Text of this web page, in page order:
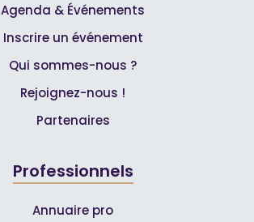
Agenda & Événements
Inscrire un événement
Qui sommes-nous ?
Rejoignez-nous !
Partenaires
Professionnels
Annuaire pro